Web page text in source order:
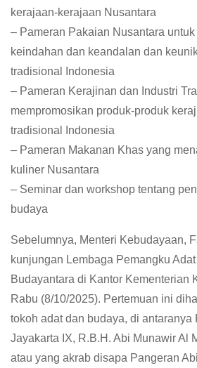
kerajaan-kerajaan Nusantara
– Pameran Pakaian Nusantara
keindahan dan keandalan dan
tradisional Indonesia
– Pameran Kerajinan dan Industri
mempromosikan produk-produk
tradisional Indonesia
– Pameran Makanan Khas yang
kuliner Nusantara
– Seminar dan workshop tentang
budaya
Sebelumnya, Menteri Kebudayaan,
kunjungan Lembaga Pemangku
Budayantara di Kantor Kementerian
Rabu (8/10/2025). Pertemuan ini
tokoh adat dan budaya, di antaranya
Jayakarta IX, R.B.H. Abi Munawir Al
atau yang akrab disapa Pangeran